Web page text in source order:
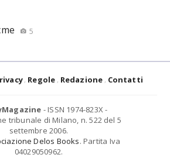
5
Regole Redazione Contatti
- ISSN 1974-823X -
tribunale di Milano, n. 522 del 5
settembre 2006.
Delos Books. Partita Iva
04029050962.